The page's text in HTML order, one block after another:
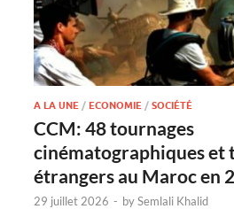
A LA UNE /ECONOMIE /SOCIÉTÉ
CCM: 48 tournages
cinématographiques et
étrangers au Maroc en
29 juillet 2026 - bySemlali Khalid